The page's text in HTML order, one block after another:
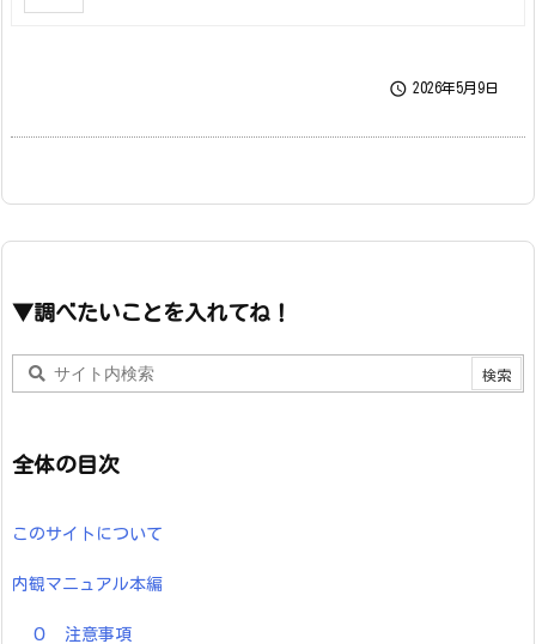
 2026年5月9日
▼調べたいことを入れてね！
全体の目次
このサイトについて
内観マニュアル本編
０ 注意事項